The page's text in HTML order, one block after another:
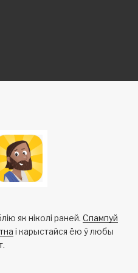
як ніколі раней. Спампуй
і карыстайся ёю ў любы